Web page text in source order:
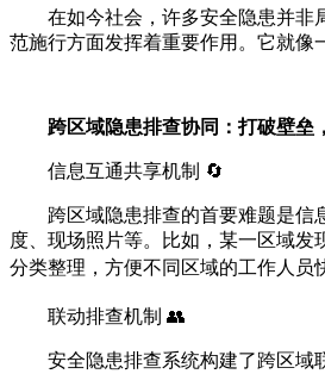
在如今社会，许多安全隐患并非
范施行方面发挥着重要作用。它就像
跨区域隐患排查协同：打破壁垒
信息互通共享机制 🔄
跨区域隐患排查的首要难题是信
度、现场照片等。比如，某一区域
分类整理，方便不同区域的工作人员
联动排查机制 👥
安全隐患排查系统构建了跨区域